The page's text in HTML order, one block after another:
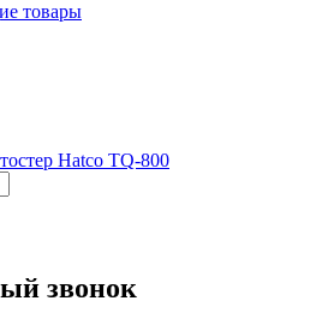
товары
Hatco TQ-800
звонок